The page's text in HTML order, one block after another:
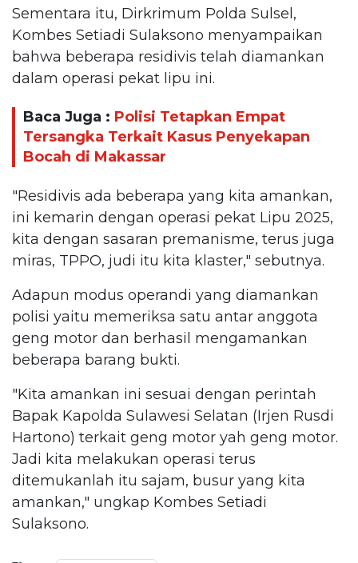
Sementara itu, Dirkrimum Polda Sulsel,
Kombes Setiadi Sulaksono menyampaikan
bahwa beberapa residivis telah diamankan
dalam operasi pekat lipu ini.
Baca Juga : Polisi Tetapkan Empat
Tersangka Terkait Kasus Penyekapan
Bocah di Makassar
"Residivis ada beberapa yang kita amankan,
ini kemarin dengan operasi pekat Lipu 2025,
kita dengan sasaran premanisme, terus juga
miras, TPPO, judi itu kita klaster," sebutnya.
Adapun modus operandi yang diamankan
polisi yaitu memeriksa satu antar anggota
geng motor dan berhasil mengamankan
beberapa barang bukti.
"Kita amankan ini sesuai dengan perintah
Bapak Kapolda Sulawesi Selatan (Irjen Rusdi
Hartono) terkait geng motor yah geng motor.
Jadi kita melakukan operasi terus
ditemukanlah itu sajam, busur yang kita
amankan," ungkap Kombes Setiadi
Sulaksono.